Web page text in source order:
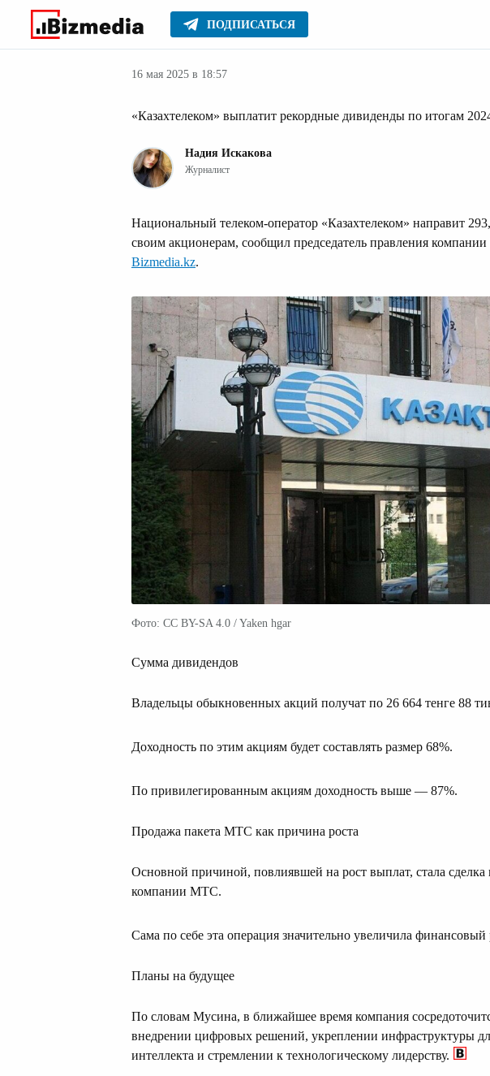
ПОДПИСАТЬСЯ
Главное Новости Новости Казахстана
16 мая 2025 в 18:57
«Казахтелеком» выплатит рекордные дивиденды по итогам
Надия Искакова
Журналист
Национальный телеком-оператор «Казахтелеком» направит
своим акционерам, сообщил председатель правления
Bizmedia.kz.
Фото: CC BY-SA 4.0 / Yaken hgar
Сумма дивидендов
Владельцы обыкновенных акций получат по 26 664 тенге 88
Доходность по этим акциям будет составлять размер 68%.
По привилегированным акциям доходность выше — 87%.
Продажа пакета МТС как причина роста
Основной причиной, повлиявшей на рост выплат, стала сделка
компании МТС.
Сама по себе эта операция значительно увеличила финансовый
Планы на будущее
По словам Мусина, в ближайшее время компания
внедрении цифровых решений, укреплении инфраструктуры
интеллекта и стремлении к технологическому лидерству.